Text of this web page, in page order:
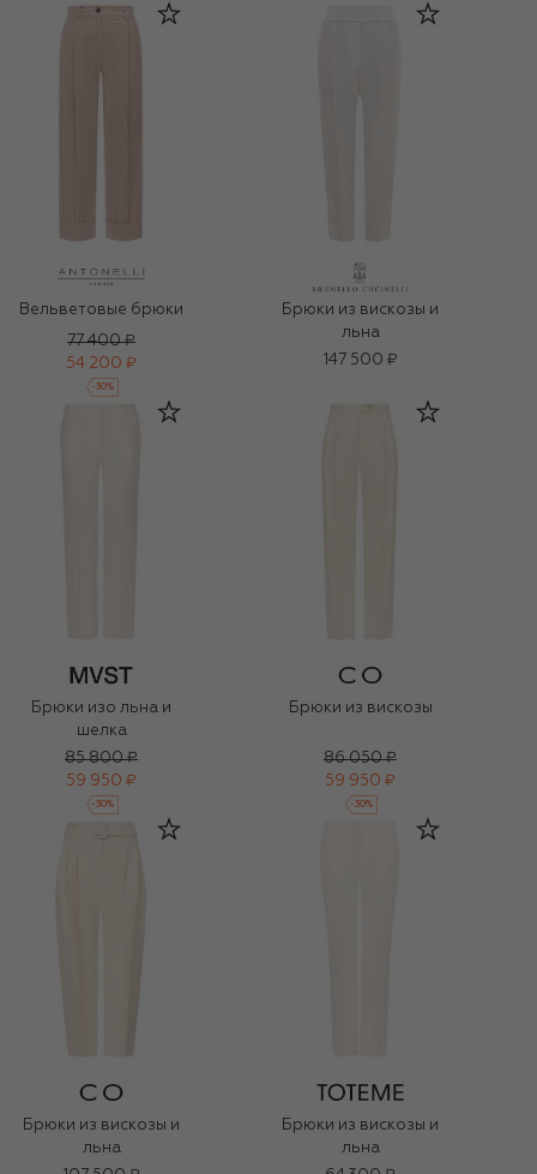
Вельветовые брюки
77 400 ₽
54 200 ₽
-30%
Брюки из вискозы и
льна
147 500 ₽
Брюки изо льна и
шелка
85 800 ₽
59 950 ₽
-30%
Брюки из вискозы
86 050 ₽
59 950 ₽
-30%
Брюки из вискозы и
льна
Брюки из вискозы и
льна